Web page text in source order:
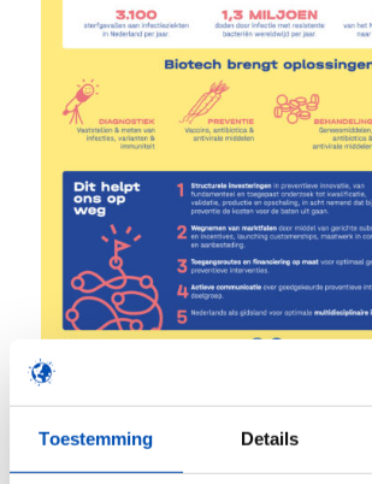
Toestemming Details
Bekijk de infographic